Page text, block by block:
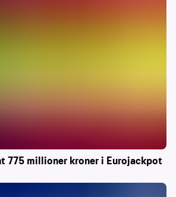
775 millioner kroner i Eurojackpot